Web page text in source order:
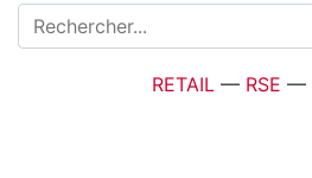
RETAIL — RSE —